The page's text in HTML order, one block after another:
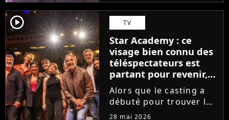
son tout premier single.
Avec Garçon solide, le
chanteur livre une
facette plus fragile de
sa personnalité....
player2 TV
Star Academy : ce
visage bien connu des
téléspectateurs est
partant pour revenir,
sauf que la place est
déjà prise
Alors que le casting a
débuté pour trouver les
prochains Pierre
28 mai 2026